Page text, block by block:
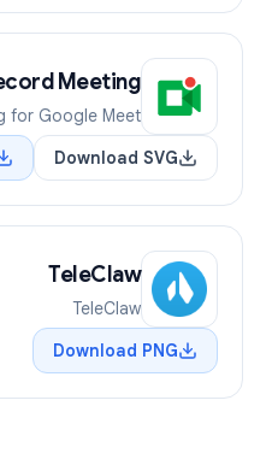
Meeting
for Google Meet
Download SVG
TeleClaw
TeleClaw
Download PNG